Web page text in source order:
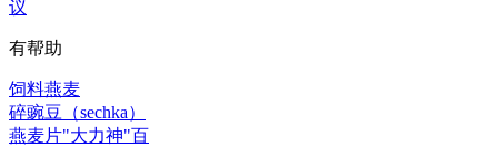
议
有帮助
饲料燕麦
碎豌豆（sechka）
燕麦片"大力神"百